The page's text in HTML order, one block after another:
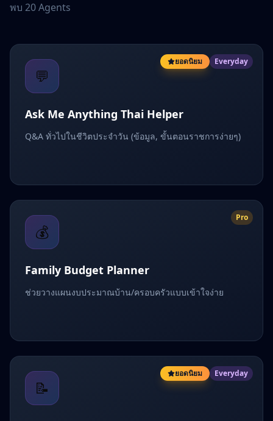
พบ 20Agents
ยอดนิยม Everyday
💬
Ask Me Anything Thai Helper
Q&A ทั่วไปในชีวิตประจำวัน (ข้อมูล, ขั้นตอนราชการง่ายๆ)
Pro
💰
Family Budget Planner
ช่วยวางแผนงบประมาณบ้าน/ครอบครัวแบบเข้าใจง่าย
ยอดนิยม Everyday
📝